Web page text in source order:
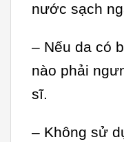
nước sạch
– Nếu da có
nào phải
sĩ.
– Không sử